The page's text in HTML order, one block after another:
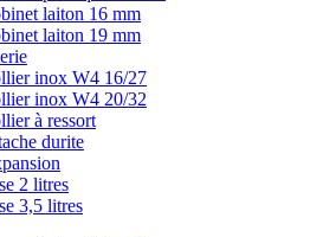
laiton 16 mm
laiton 19 mm
inox W4 16/27
inox W4 20/32
à ressort
durite
2 litres
3,5 litres